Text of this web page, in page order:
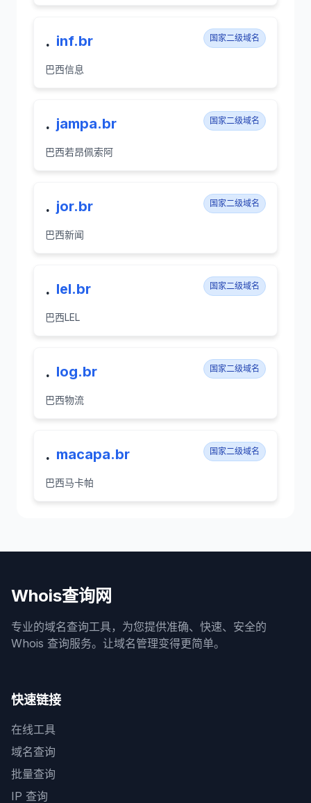
. inf.br 国家二级域名
巴西信息
. jampa.br 国家二级域名
巴西若昂佩索阿
. jor.br 国家二级域名
巴西新闻
. lel.br 国家二级域名
巴西LEL
. log.br 国家二级域名
巴西物流
. macapa.br 国家二级域名
巴西马卡帕
Whois查询网
专业的域名查询工具，为您提供准确、快速、安全的
Whois 查询服务。让域名管理变得更简单。
快速链接
在线工具
域名查询
批量查询
IP 查询